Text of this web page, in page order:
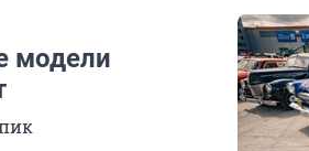
модели